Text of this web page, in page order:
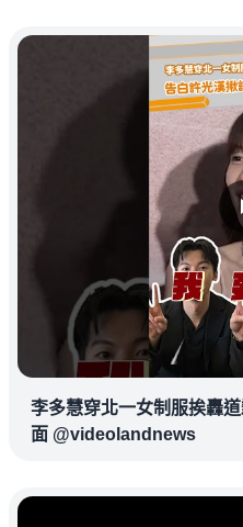
李多慧穿北一女制服挨轟
面 @videolandnews